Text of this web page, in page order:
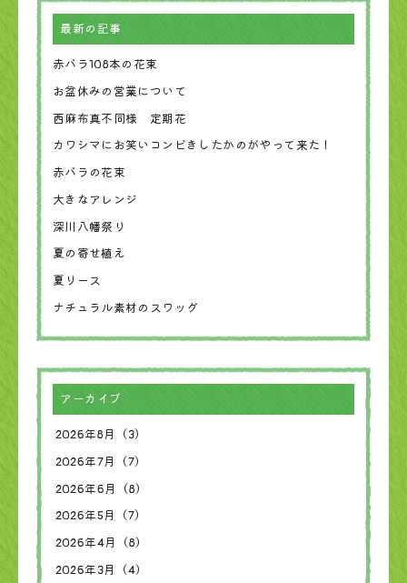
最新の記事
赤バラ108本の花束
お盆休みの営業について
西麻布真不同様 定期花
カワシマにお笑いコンビきしたかのがやって来た！
赤バラの花束
大きなアレンジ
深川八幡祭り
夏の寄せ植え
夏リース
ナチュラル素材のスワッグ
アーカイブ
2026年8月（3）
2026年7月（7）
2026年6月（8）
2026年5月（7）
2026年4月（8）
2026年3月（4）